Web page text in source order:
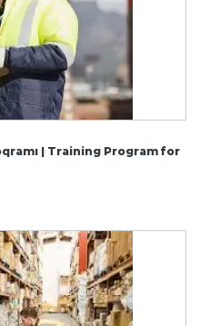
| Training Program for